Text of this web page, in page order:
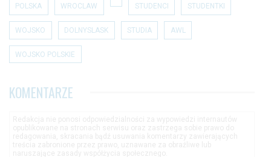
POLSKA WROCLAW STUDENCI STUDENTKI
WOJSKO DOLNYSLASK STUDIA AWL
WOJSKO POLSKIE
KOMENTARZE